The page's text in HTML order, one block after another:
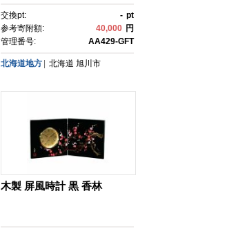
市 木製 家具 選べる樹種 置
時計 壁掛け時計 リビング ダ
イニング ベッドルーム 贈り
ル ナチュラル 手作り 北
交換pt: - pt
参考寄附額:
40,000 円
管理番号:
AA429-GFT
北海道地方 北海道 旭川市
木製 屏風時計 黒 香林